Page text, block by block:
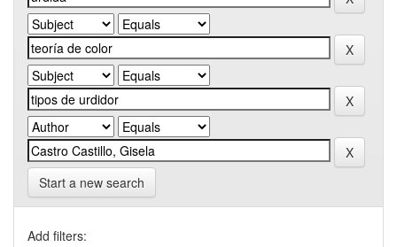
Start a new search
Add filters: